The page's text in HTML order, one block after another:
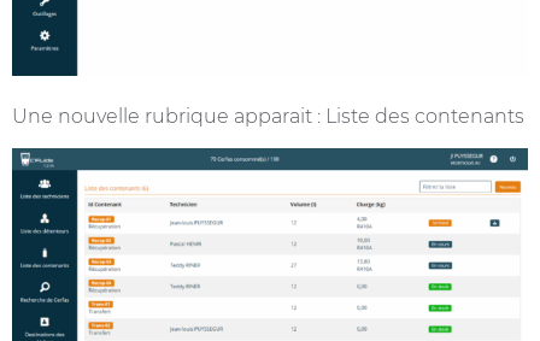
Une nouvelle rubrique apparait : Liste des contenants